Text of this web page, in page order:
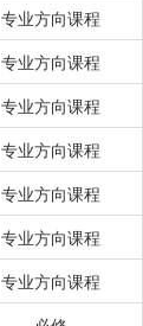
专业方向课程
专业方向课程
专业方向课程
专业方向课程
专业方向课程
专业方向课程
专业方向课程